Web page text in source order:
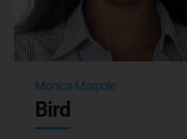
Monica-Marpole
Bird